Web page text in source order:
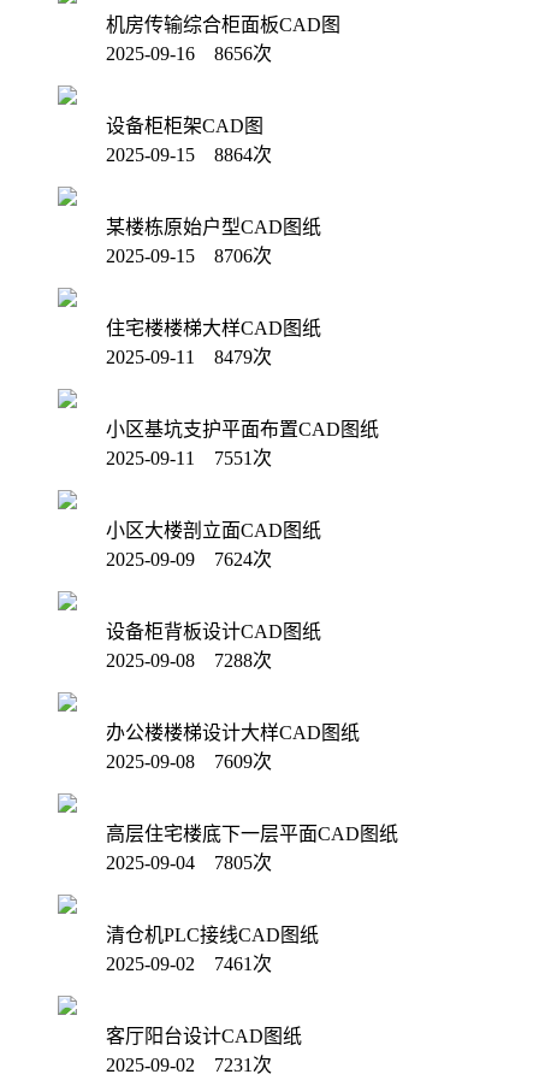
机房传输综合柜面板CAD图
2025-09-16 8656次
设备柜柜架CAD图
2025-09-15 8864次
某楼栋原始户型CAD图纸
2025-09-15 8706次
住宅楼楼梯大样CAD图纸
2025-09-11 8479次
小区基坑支护平面布置CAD图纸
2025-09-11 7551次
小区大楼剖立面CAD图纸
2025-09-09 7624次
设备柜背板设计CAD图纸
2025-09-08 7288次
办公楼楼梯设计大样CAD图纸
2025-09-08 7609次
高层住宅楼底下一层平面CAD图纸
2025-09-04 7805次
清仓机PLC接线CAD图纸
2025-09-02 7461次
客厅阳台设计CAD图纸
2025-09-02 7231次